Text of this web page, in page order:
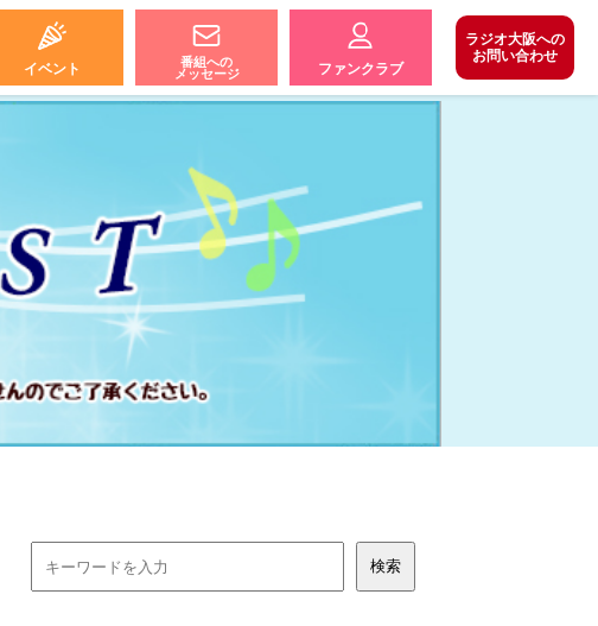
イベント
番組への
メッセージ
ファンクラブ
ラジオ大阪への
お問い合わせ